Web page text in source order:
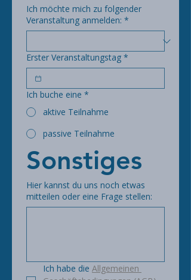
Ich möchte mich zu folgender
Veranstaltung anmelden: *
Erster Veranstaltungstag *
Ich buche eine *
aktive Teilnahme
passive Teilnahme
Sonstiges
Hier kannst du uns noch etwas
mitteilen oder eine Frage stellen:
Ich habe die Allgemeinen